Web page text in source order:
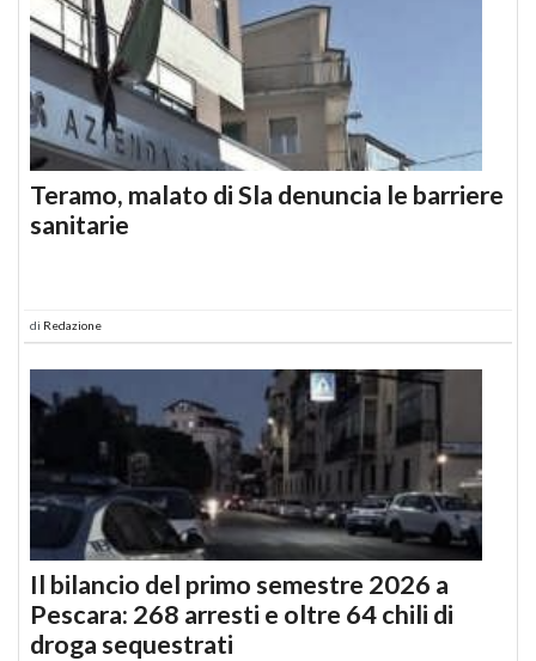
Teramo, malato di Sla denuncia le barriere
sanitarie
di Redazione
Il bilancio del primo semestre 2026 a
Pescara: 268 arresti e oltre 64 chili di
droga sequestrati